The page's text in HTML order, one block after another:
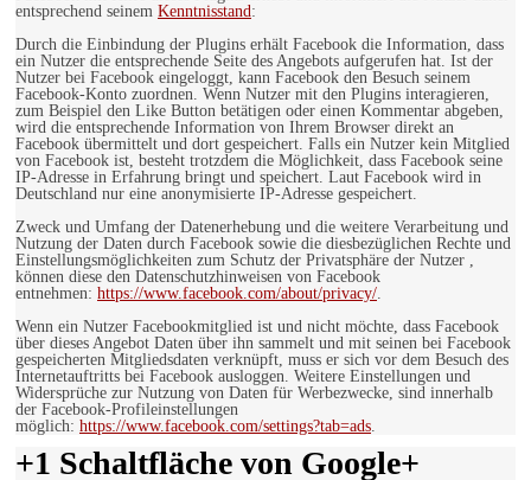
entsprechend seinem Kenntnisstand:
Durch die Einbindung der Plugins erhält Facebook die Information, dass
ein Nutzer die entsprechende Seite des Angebots aufgerufen hat. Ist der
Nutzer bei Facebook eingeloggt, kann Facebook den Besuch seinem
Facebook-Konto zuordnen. Wenn Nutzer mit den Plugins interagieren,
zum Beispiel den Like Button betätigen oder einen Kommentar abgeben,
wird die entsprechende Information von Ihrem Browser direkt an
Facebook übermittelt und dort gespeichert. Falls ein Nutzer kein Mitglied
von Facebook ist, besteht trotzdem die Möglichkeit, dass Facebook seine
IP-Adresse in Erfahrung bringt und speichert. Laut Facebook wird in
Deutschland nur eine anonymisierte IP-Adresse gespeichert.
Zweck und Umfang der Datenerhebung und die weitere Verarbeitung und
Nutzung der Daten durch Facebook sowie die diesbezüglichen Rechte und
Einstellungsmöglichkeiten zum Schutz der Privatsphäre der Nutzer ,
können diese den Datenschutzhinweisen von Facebook
entnehmen: https://www.facebook.com/about/privacy/.
Wenn ein Nutzer Facebookmitglied ist und nicht möchte, dass Facebook
über dieses Angebot Daten über ihn sammelt und mit seinen bei Facebook
gespeicherten Mitgliedsdaten verknüpft, muss er sich vor dem Besuch des
Internetauftritts bei Facebook ausloggen. Weitere Einstellungen und
Widersprüche zur Nutzung von Daten für Werbezwecke, sind innerhalb
der Facebook-Profileinstellungen
möglich: https://www.facebook.com/settings?tab=ads.
+1 Schaltfläche von Google+